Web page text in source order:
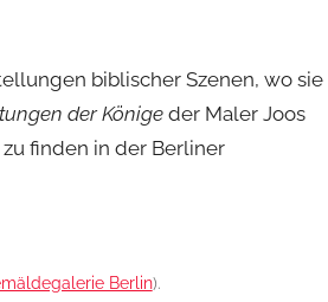
biblischer Szenen, wo sie
der Könige der Maler Joos
finden in der Berliner
Berlin).